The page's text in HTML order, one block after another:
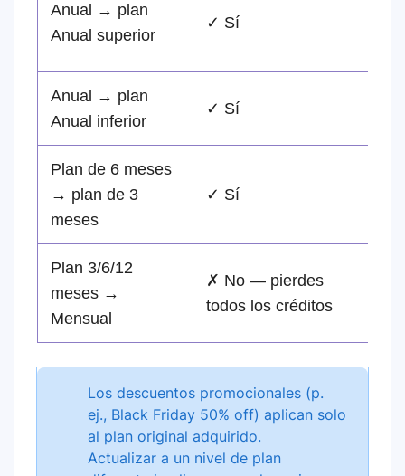
Anual → plan
Anual superior
✓ Sí
Anual → plan
Anual inferior
✓ Sí
Plan de 6 meses
→ plan de 3
meses
✓ Sí
Plan 3/6/12
meses →
Mensual
✗ No — pierdes
todos los créditos
Los descuentos promocionales (p.
ej., Black Friday 50% off) aplican solo
al plan original adquirido.
Actualizar a un nivel de plan